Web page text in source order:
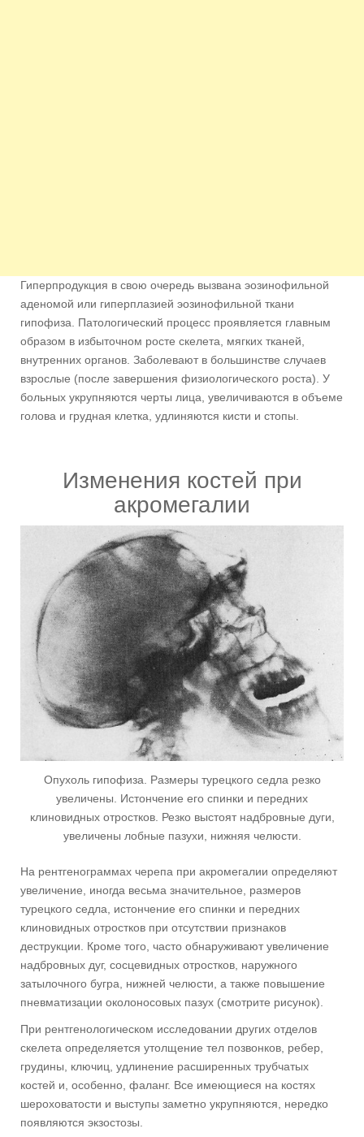
Гиперпродукция в свою очередь вызвана эозинофильной
аденомой или гиперплазией эозинофильной ткани
гипофиза. Патологический процесс проявляется главным
образом в избыточном росте скелета, мягких тканей,
внутренних органов. Заболевают в большинстве случаев
взрослые (после завершения физиологического роста). У
больных укрупняются черты лица, увеличиваются в объеме
голова и грудная клетка, удлиняются кисти и стопы.
Изменения костей при
акромегалии
Опухоль гипофиза. Размеры турецкого седла резко
увеличены. Истончение его спинки и передних
клиновидных отростков. Резко выстоят надбровные дуги,
увеличены лобные пазухи, нижняя челюсти.
На рентгенограммах черепа при акромегалии определяют
увеличение, иногда весьма значительное, размеров
турецкого седла, истончение его спинки и передних
клиновидных отростков при отсутствии признаков
деструкции. Кроме того, часто обнаруживают увеличение
надбровных дуг, сосцевидных отростков, наружного
затылочного бугра, нижней челюсти, а также повышение
пневматизации околоносовых пазух (смотрите рисунок).
При рентгенологическом исследовании других отделов
скелета определяется утолщение тел позвонков, ребер,
грудины, ключиц, удлинение расширенных трубчатых
костей и, особенно, фаланг. Все имеющиеся на костях
шероховатости и выступы заметно укрупняются, нередко
появляются экзостозы.